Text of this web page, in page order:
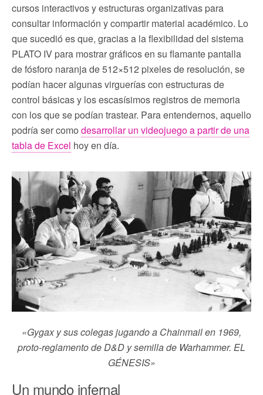
cursos interactivos y estructuras organizativas para
consultar información y compartir material académico. Lo
que sucedió es que, gracias a la flexibilidad del sistema
PLATO IV para mostrar gráficos en su flamante pantalla
de fósforo naranja de 512×512 pixeles de resolución, se
podían hacer algunas virguerías con estructuras de
control básicas y los escasísimos registros de memoria
con los que se podían trastear. Para entendernos, aquello
podría ser como desarrollar un videojuego a partir de una
tabla de Excel hoy en día.
«Gygax y sus colegas jugando a Chainmail en 1969,
proto-reglamento de D&D y semilla de Warhammer. EL
GÉNESIS»
Un mundo infernal